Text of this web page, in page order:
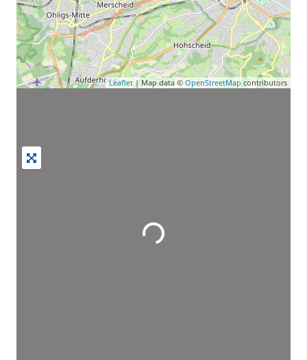
Leaflet | Map data © OpenStreetMap contributors
Wird geladen …